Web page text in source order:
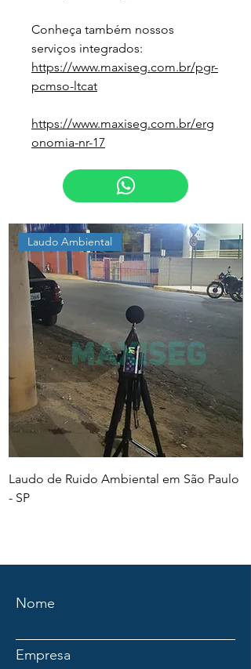
Conheça também nossos
serviços integrados:
https://www.maxiseg.com.br/pgr-
pcmso-ltcat
https://www.maxiseg.com.br/erg
onomia-nr-17
Laudo Ambiental
Laudo de Ruido Ambiental em São Paulo
- SP
Nome
Empresa